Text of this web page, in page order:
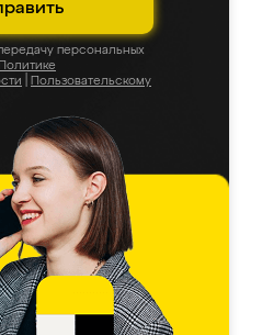
персональных
Политике
Пользовательскому